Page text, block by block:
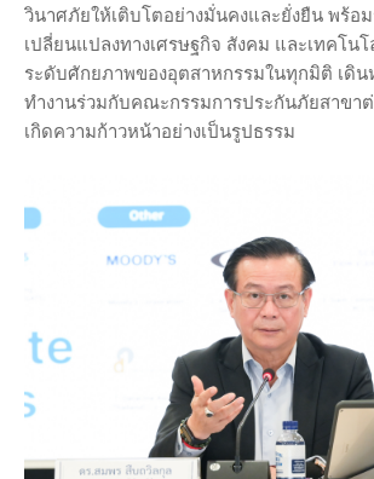
วินาศภัยให้เติบโตอย่างมั่นคงและยั่งยืน พร้อ
เปลี่ยนแปลงทางเศรษฐกิจ สังคม และเทคโน
ระดับศักยภาพของอุตสาหกรรมในทุกมิติ เดิ
ทำงานร่วมกับคณะกรรมการประกันภัยสาขาต่
เกิดความก้าวหน้าอย่างเป็นรูปธรรม